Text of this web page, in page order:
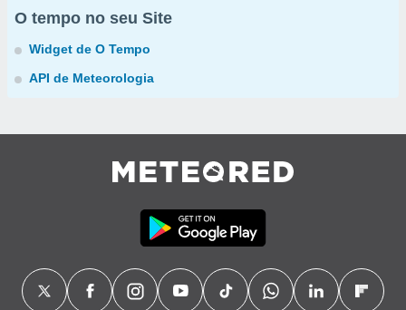
O tempo no seu Site
Widget de O Tempo
API de Meteorologia